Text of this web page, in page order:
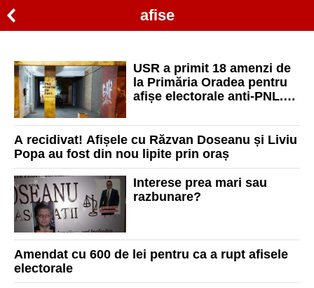
afise
USR a primit 18 amenzi de
la Primăria Oradea pentru
afișe electorale anti-PNL.
adevărul!”
A recidivat! Afișele cu Răzvan Doseanu și Liviu
Popa au fost din nou lipite prin oraș
Interese prea mari sau
razbunare?
Amendat cu 600 de lei pentru ca a rupt afisele
electorale